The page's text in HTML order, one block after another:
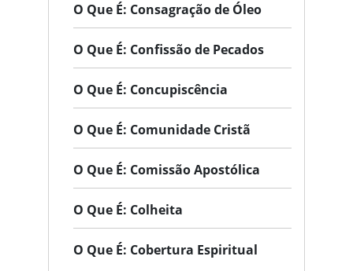
O Que É: Consagração de Óleo
O Que É: Confissão de Pecados
O Que É: Concupiscência
O Que É: Comunidade Cristã
O Que É: Comissão Apostólica
O Que É: Colheita
O Que É: Cobertura Espiritual